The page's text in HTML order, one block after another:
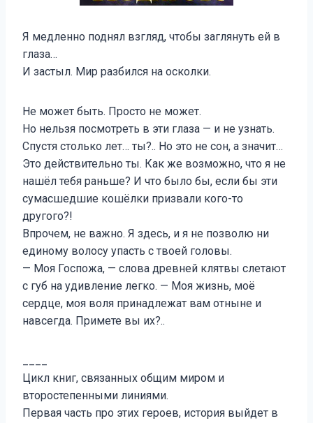
Я медленно поднял взгляд, чтобы заглянуть ей в
глаза…
И застыл. Мир разбился на осколки.
Не может быть. Просто не может.
Но нельзя посмотреть в эти глаза — и не узнать.
Спустя столько лет… ты?.. Но это не сон, а значит…
Это действительно ты. Как же возможно, что я не
нашёл тебя раньше? И что было бы, если бы эти
сумасшедшие кошёлки призвали кого-то
другого?!
Впрочем, не важно. Я здесь, и я не позволю ни
единому волосу упасть с твоей головы.
— Моя Госпожа, — слова древней клятвы слетают
с губ на удивление легко. — Моя жизнь, моё
сердце, моя воля принадлежат вам отныне и
навсегда. Примете вы их?..
Цикл книг, связанных общим миром и
второстепенными линиями.
Первая часть про этих героев, история выйдет в